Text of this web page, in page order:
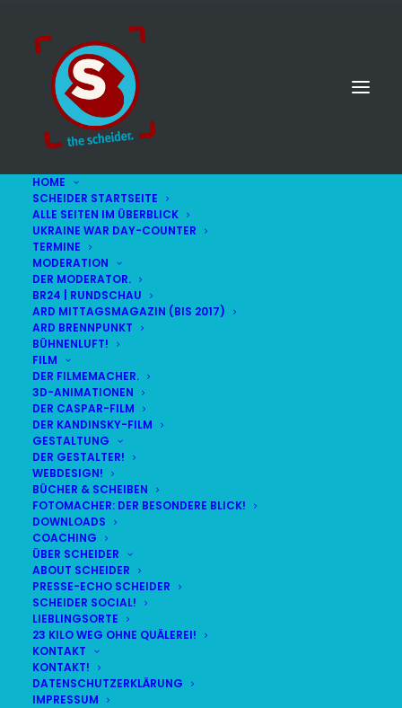
HOME
SCHEIDER STARTSEITE
ALLE SEITEN IM ÜBERBLICK
UKRAINE WAR DAY-COUNTER
TERMINE
MODERATION
DER MODERATOR.
BR24 | RUNDSCHAU
ARD MITTAGSMAGAZIN (BIS 2017)
ARD BRENNPUNKT
BÜHNENLUFT!
FILM
DER FILMEMACHER.
3D-ANIMATIONEN
DER CASPAR-FILM
DER KANDINSKY-FILM
GESTALTUNG
DER GESTALTER!
WEBDESIGN!
BÜCHER & SCHEIBEN
FOTOMACHER: DER BESONDERE BLICK!
DOWNLOADS
COACHING
ÜBER SCHEIDER
ABOUT SCHEIDER
PRESSE-ECHO SCHEIDER
SCHEIDER SOCIAL!
LIEBLINGSORTE
23 KILO WEG OHNE QUÄLEREI!
KONTAKT
KONTAKT!
DATENSCHUTZERKLÄRUNG
IMPRESSUM
STERNSTUNDEN 2017
Am 9.12.2017 um 17 Uhr am Sternstunden-Stand auf
dem Christkindlesmarkt!
Was für eine